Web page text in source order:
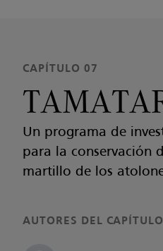
CAPÍTULO 07
Un programa de
para la conservación
martillo de los
AUTORES DEL CAPÍTULO